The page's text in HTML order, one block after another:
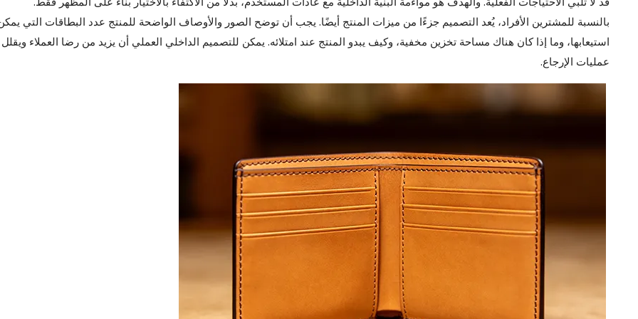
بالنسبة للمشترين الأفراد، يُعد التصميم جزءًا من ميزات المنتج أيضًا. يجب أن توضح الصور والأوصاف الواضحة للمنتج عدد البطاقات التي
استيعابها، وما إذا كان هناك مساحة تخزين مخفية، وكيف يبدو المنتج عند امتلائه. يمكن للتصميم الداخلي العملي أن يزيد من رضا العملاء
عمليات الإرجاع.